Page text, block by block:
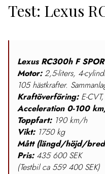
Test: Lexus
Lexus RC300h F
Motor:2,5-liters, 4-
105 hästkrafter.
Kraftöverföring:E-
Acceleration 0-100
Toppfart:190 km/h
Vikt: 1750 kg
Mått (längd/höjd/
Pris:435 600 SEK
(Testbil ca 559 400 SEK)